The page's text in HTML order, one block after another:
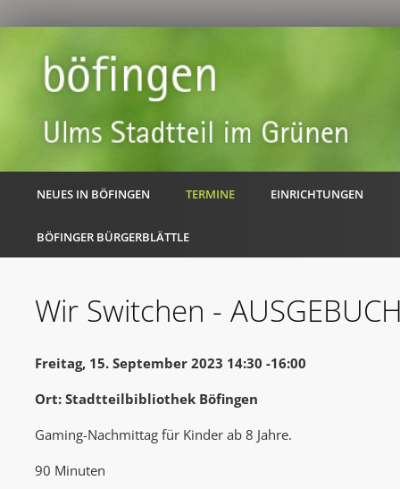
NEUES IN BÖFINGEN TERMINE EINRICHTUNGEN
BÖFINGER BÜRGERBLÄTTLE
Wir Switchen -
Freitag, 15. September 2023 14:30 -16:00
Ort: Stadtteilbibliothek Böfingen
Gaming-Nachmittag für Kinder ab 8 Jahre.
90 Minuten